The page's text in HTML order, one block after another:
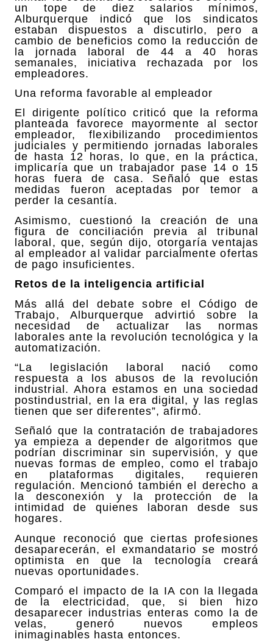
un tope de diez salarios mínimos,
Alburquerque indicó que los sindicatos
estaban dispuestos a discutirlo, pero a
cambio de beneficios como la reducción de
la jornada laboral de 44 a 40 horas
semanales, iniciativa rechazada por los
empleadores.
Una reforma favorable al empleador
El dirigente político criticó que la reforma
planteada favorece mayormente al sector
empleador, flexibilizando procedimientos
judiciales y permitiendo jornadas laborales
de hasta 12 horas, lo que, en la práctica,
implicaría que un trabajador pase 14 o 15
horas fuera de casa. Señaló que estas
medidas fueron aceptadas por temor a
perder la cesantía.
Asimismo, cuestionó la creación de una
figura de conciliación previa al tribunal
laboral, que, según dijo, otorgaría ventajas
al empleador al validar parcialmente ofertas
de pago insuficientes.
Retos de la inteligencia artificial
Más allá del debate sobre el Código de
Trabajo, Alburquerque advirtió sobre la
necesidad de actualizar las normas
laborales ante la revolución tecnológica y la
automatización.
“La legislación laboral nació como
respuesta a los abusos de la revolución
industrial. Ahora estamos en una sociedad
postindustrial, en la era digital, y las reglas
tienen que ser diferentes”, afirmó.
Señaló que la contratación de trabajadores
ya empieza a depender de algoritmos que
podrían discriminar sin supervisión, y que
nuevas formas de empleo, como el trabajo
en plataformas digitales, requieren
regulación. Mencionó también el derecho a
la desconexión y la protección de la
intimidad de quienes laboran desde sus
hogares.
Aunque reconoció que ciertas profesiones
desaparecerán, el exmandatario se mostró
optimista en que la tecnología creará
nuevas oportunidades.
Comparó el impacto de la IA con la llegada
de la electricidad, que, si bien hizo
desaparecer industrias enteras como la de
velas, generó nuevos empleos
inimaginables hasta entonces.